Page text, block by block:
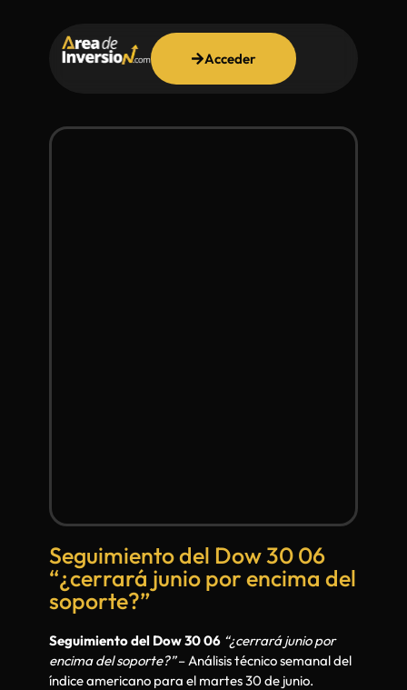
Acceder
Seguimiento del Dow 30 06
“¿cerrará junio por encima del
soporte?”
Seguimiento del Dow 30 06 “¿cerrará junio por
encima del soporte?”– Análisis técnico semanal del
índice americano para el martes 30 de junio.